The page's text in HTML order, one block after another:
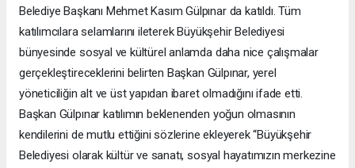
Belediye Başkanı Mehmet Kasım Gülpınar da katıldı. Tüm
katılımcılara selamlarını ileterek Büyükşehir Belediyesi
bünyesinde sosyal ve kültürel anlamda daha nice çalışmalar
gerçekleştireceklerini belirten Başkan Gülpınar, yerel
yöneticiliğin alt ve üst yapıdan ibaret olmadığını ifade etti.
Başkan Gülpınar katılımın beklenenden yoğun olmasının
kendilerini de mutlu ettiğini sözlerine ekleyerek “Büyükşehir
Belediyesi olarak kültür ve sanatı, sosyal hayatımızın merkezine